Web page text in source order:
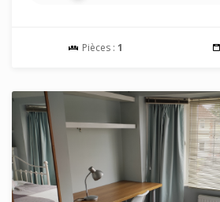
Pièces : 1